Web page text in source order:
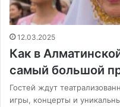
12.03.2025
Как в
самый большой
Гостей ждут
игры, концерты и